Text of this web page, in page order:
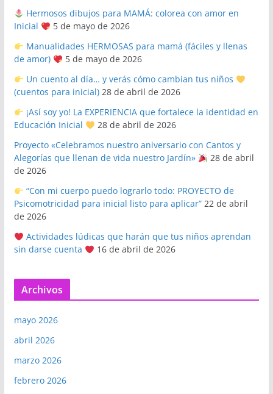
Hermosos dibujos para MAMÁ: colorea con amor en
Inicial
5 de mayo de 2026
Manualidades HERMOSAS para mamá (fáciles y llenas
de amor)
5 de mayo de 2026
Un cuento al día… y verás cómo cambian tus niños
(cuentos para inicial) 28 de abril de 2026
¡Así soy yo! La EXPERIENCIA que fortalece la identidad en
Educación Inicial
28 de abril de 2026
Proyecto «Celebramos nuestro aniversario con Cantos y
Alegorías que llenan de vida nuestro Jardín»
28 de abril
de 2026
“Con mi cuerpo puedo lograrlo todo: PROYECTO de
Psicomotricidad para inicial listo para aplicar” 22 de abril
de 2026
Actividades lúdicas que harán que tus niños aprendan
sin darse cuenta
16 de abril de 2026
Archivos
mayo 2026
abril 2026
marzo 2026
febrero 2026